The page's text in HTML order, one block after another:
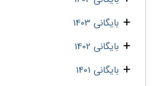
بایگانی 1403
بایگانی 1402
بایگانی 1401